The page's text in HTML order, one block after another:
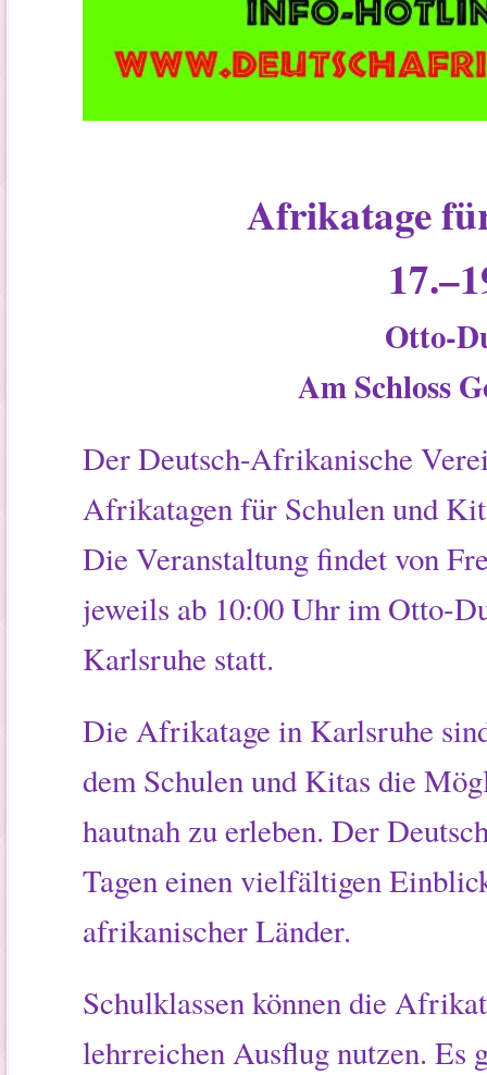
Afrikatage
Otto-
Am Schloss
Der Deutsch-Afrikanische
Afrikatagen für Schulen und
Die Veranstaltung findet von
jeweils ab 10:00 Uhr im Otto-
Karlsruhe statt.
Die Afrikatage in Karlsruhe
dem Schulen und Kitas die
hautnah zu erleben. Der
Tagen einen vielfältigen
afrikanischer Länder.
Schulklassen können die
lehrreichen Ausflug nutzen. Es